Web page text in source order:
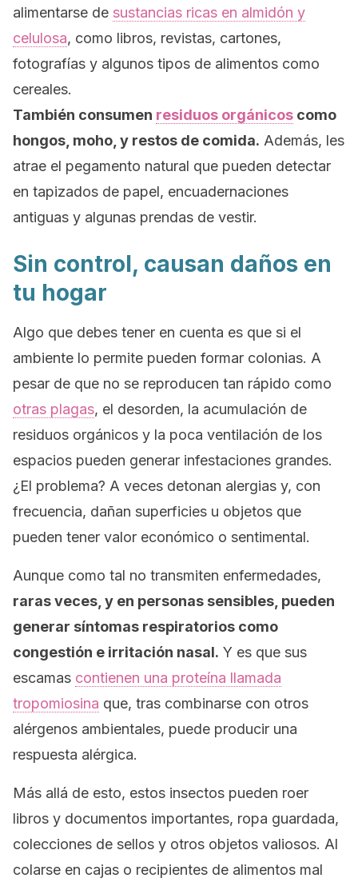
alimentarse de sustancias ricas en almidón y
celulosa, como libros, revistas, cartones,
fotografías y algunos tipos de alimentos como
cereales.
También consumen residuos orgánicos como
hongos, moho, y restos de comida. Además, les
atrae el pegamento natural que pueden detectar
en tapizados de papel, encuadernaciones
antiguas y algunas prendas de vestir.
Sin control, causan daños en
tu hogar
Algo que debes tener en cuenta es que si el
ambiente lo permite pueden formar colonias. A
pesar de que no se reproducen tan rápido como
otras plagas, el desorden, la acumulación de
residuos orgánicos y la poca ventilación de los
espacios pueden generar infestaciones grandes.
¿El problema? A veces detonan alergias y, con
frecuencia, dañan superficies u objetos que
pueden tener valor económico o sentimental.
Aunque como tal no transmiten enfermedades,
raras veces, y en personas sensibles, pueden
generar síntomas respiratorios como
congestión e irritación nasal. Y es que sus
escamas contienen una proteína llamada
tropomiosina que, tras combinarse con otros
alérgenos ambientales, puede producir una
respuesta alérgica.
Más allá de esto, estos insectos pueden roer
libros y documentos importantes, ropa guardada,
colecciones de sellos y otros objetos valiosos. Al
colarse en cajas o recipientes de alimentos mal